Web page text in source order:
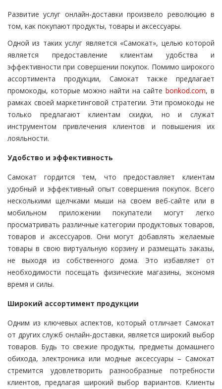
Развитие услуг онлайн-доставки произвело революцию в
том, как покупают продукты, товары и аксессуары.
Одной из таких услуг является «Самокат», целью которой
является предоставление клиентам удобства и
эффективности при совершении покупок. Помимо широкого
ассортимента продукции, Самокат также предлагает
промокоды, которые можно найти на сайте bonkod.com, в
рамках своей маркетинговой стратегии. Эти промокоды не
только предлагают клиентам скидки, но и служат
инструментом привлечения клиентов и повышения их
лояльности.
Удобство и эффективность
Самокат гордится тем, что предоставляет клиентам
удобный и эффективный опыт совершения покупок. Всего
несколькими щелчками мыши на своем веб-сайте или в
мобильном приложении покупатели могут легко
просматривать различные категории продуктовых товаров,
товаров и аксессуаров. Они могут добавлять желаемые
товары в свою виртуальную корзину и размещать заказы,
не выходя из собственного дома. Это избавляет от
необходимости посещать физические магазины, экономя
время и силы.
Широкий ассортимент продукции
Одним из ключевых аспектов, который отличает Самокат
от других служб онлайн-доставки, является широкий выбор
товаров. Будь то свежие продукты, предметы домашнего
обихода, электроника или модные аксессуары – Самокат
стремится удовлетворить разнообразные потребности
клиентов, предлагая широкий выбор вариантов. Клиенты